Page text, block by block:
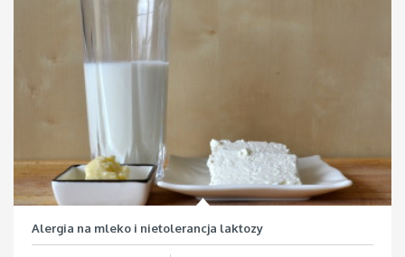
Alergia na mleko i nietolerancja laktozy